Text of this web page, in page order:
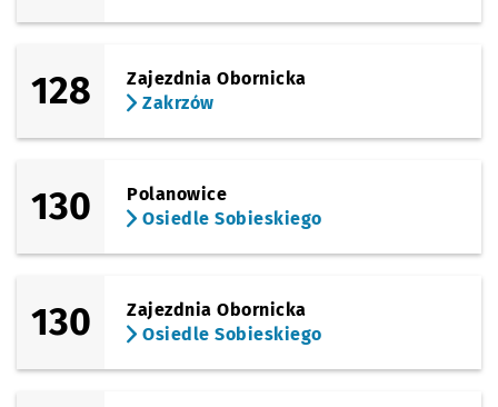
128
Zajezdnia Obornicka
Zakrzów
130
Polanowice
Osiedle Sobieskiego
130
Zajezdnia Obornicka
Osiedle Sobieskiego